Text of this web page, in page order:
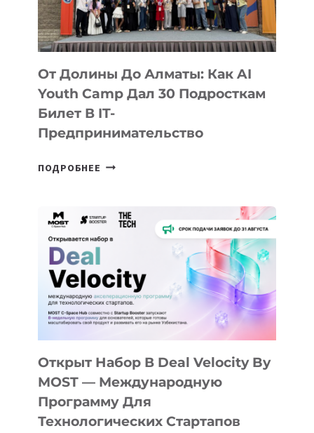
От Долины До Алматы: Как AI
Youth Camp Дал 30 Подросткам
Билет В IT-
Предпринимательство
ПОДРОБНЕЕ ОТ
АЛМАТЫ:
КАК
AI
YOUTH
CAMP
ДАЛ
30
ПОДРОСТКАМ
БИЛЕТ
В
ПРЕДПРИНИМАТЕЛЬСТВО
Открыт Набор В Deal Velocity By
MOST — Международную
Программу Для
Технологических Стартапов